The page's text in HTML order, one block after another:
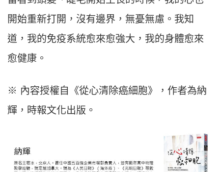
開始重新打開，沒有邊界，無憂無慮。我知
道，我的免疫系統愈來愈強大，我的身體愈來
愈健康。
※ 內容授權自《從心清除癌細胞》，作者為納
輝，時報文化出版。